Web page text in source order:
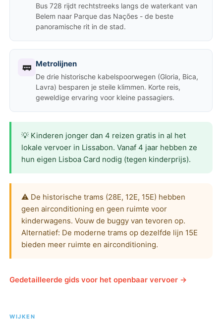
Bus 728 rijdt rechtstreeks langs de waterkant van
Belem naar Parque das Nações - de beste
panoramische rit in de stad.
🚃 Metrolijnen
De drie historische kabelspoorwegen (Gloria, Bica,
Lavra) besparen je steile klimmen. Korte reis,
geweldige ervaring voor kleine passagiers.
💡 Kinderen jonger dan 4 reizen gratis in al het
lokale vervoer in Lissabon. Vanaf 4 jaar hebben ze
hun eigen Lisboa Card nodig (tegen kinderprijs).
⚠️ De historische trams (28E, 12E, 15E) hebben
geen airconditioning en geen ruimte voor
kinderwagens. Vouw de buggy van tevoren op.
Alternatief: De moderne trams op dezelfde lijn 15E
bieden meer ruimte en airconditioning.
Gedetailleerde gids voor het openbaar vervoer →
WIJKEN